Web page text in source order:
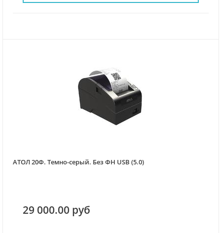
АТОЛ 20Ф. Темно-серый. Без ФН USB (5.0)
29 000.00 руб